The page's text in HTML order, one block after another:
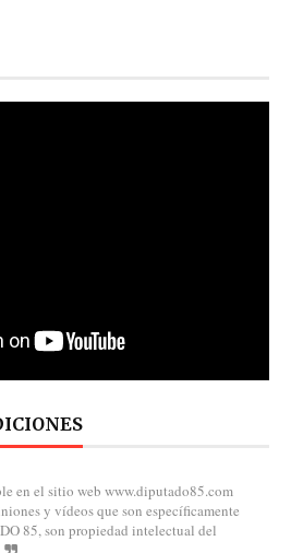
en el sitio web www.diputado85.com
y vídeos que son específicamente
85, son propiedad intelectual del